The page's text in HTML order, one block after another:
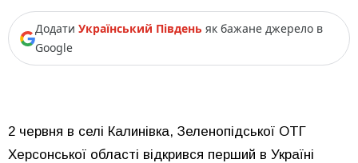
Додати Український Південь як бажане джерело в
Google
2 червня в селі Калинівка, Зеленопідської ОТГ
Херсонської області відкрився перший в Україні